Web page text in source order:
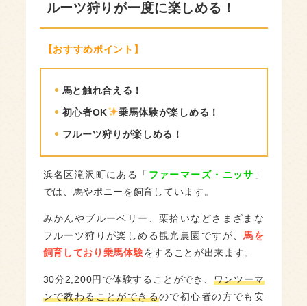
ルーツ狩りが一度に楽しめる！
【おすすめポイント】
馬と触れ合える！
初心者OK
乗馬体験が楽しめる！
フルーツ狩りが楽しめる！
浜名区滝沢町にある「 ファーマーズ・ニッサ 」
では、馬やポニーを飼育しています。
みかんやブルーベリー、栗拾いなどさまざまな
フルーツ狩りが楽しめる観光農園ですが、馬を
飼育しており乗馬体験をすることが出来ます。
30分2,200円で体験することができ、 ワンツーマ
ンで教わることができるので初心者の方でも安